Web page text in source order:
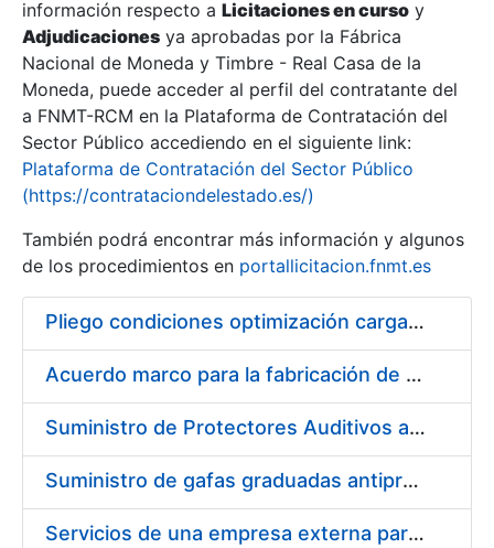
Mostra/Amaga
Mostra/Amaga
información respecto a Licitaciones en curso y
Adjudicaciones ya aprobadas por la Fábrica
Nacional de Moneda y Timbre - Real Casa de la
Moneda, puede acceder al perfil del contratante del
a FNMT-RCM en la Plataforma de Contratación del
Sector Público accediendo en el siguiente link:
Plataforma de Contratación del Sector Público
(https://contrataciondelestado.es/)
También podrá encontrar más información y algunos
de los procedimientos en portallicitacion.fnmt.es
Pliego condiciones optimización cargas compras firmado
Acuerdo marco para la fabricación de piezas
Suministro de Protectores Auditivos a medida para las personas trabajadoras de los Centros de Trabajo de Madrid y Burgos
Suministro de gafas graduadas antiproyecciones para los trabajadores de la FNMT-RCM en los centros de trabajo de Madrid y Burgos
Servicios de una empresa externa para el asesoramiento y resolución de los recursos de alzada que se presentan relacionados con procesos de selección para la FNMT-RCM